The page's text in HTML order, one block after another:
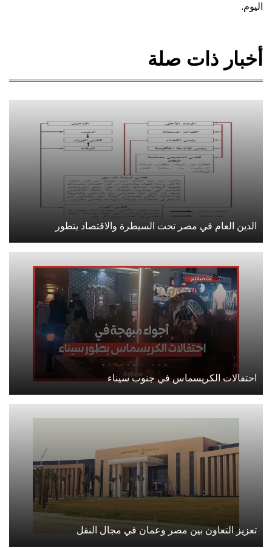
اليوم.
أخبار ذات صلة
الدين العام في مصر تحت السيطرة والاقتصاد يتطور
احتفالات الكريسماس في جنوب سيناء
تعزيز التعاون بين مصر وعمان في مجال النقل